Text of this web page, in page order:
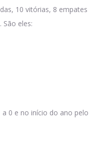
10 vitórias, 8 empates
eles:
0 e no início do ano pelo